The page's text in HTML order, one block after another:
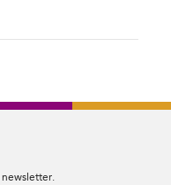
newsletter.